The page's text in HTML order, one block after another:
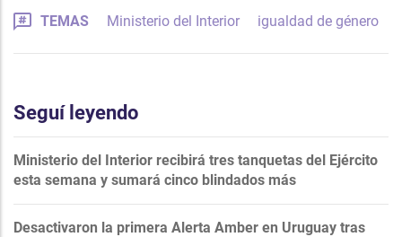
TEMAS Ministerio del Interior igualdad de género
Seguí leyendo
Ministerio del Interior recibirá tres tanquetas del Ejército
esta semana y sumará cinco blindados más
Desactivaron la primera Alerta Amber en Uruguay tras